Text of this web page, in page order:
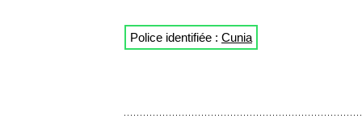
Police identifiée : Cunia